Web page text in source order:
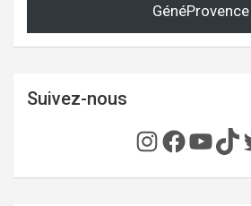
GénéProvence
Suivez-nous